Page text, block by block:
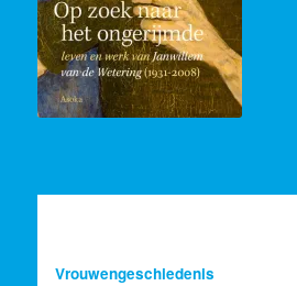
In this lecture I would like to share with you
the dualism in his life. Janwillem van de
Wetering moved to Maine in 1975. There he
died on July 4, 2008, at the age of 77. The
message of his death appeared in Dutch
newspapers as well as in The Guardian, The
New York Times and Der Spiegel. He was
Vrouwengeschiedenis